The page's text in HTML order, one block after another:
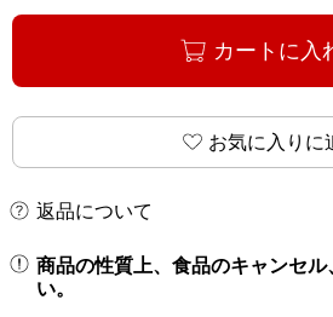
カートに入
お気に入りに
返品について
商品の性質上、食品のキャンセ
い。